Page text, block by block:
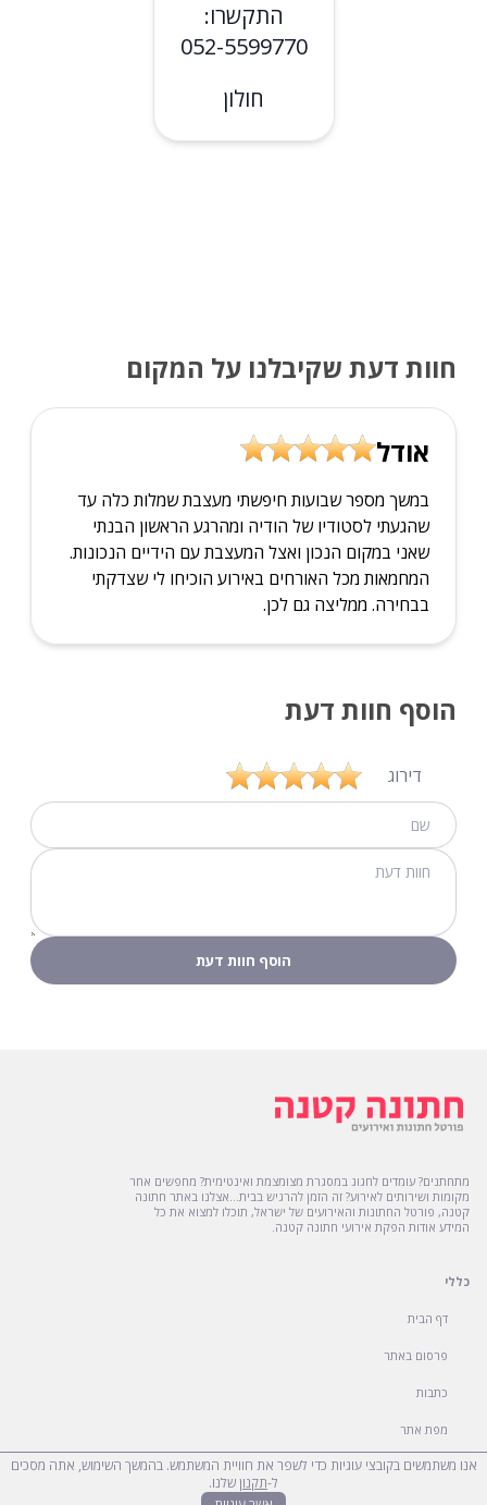
התקשרו:
052-5599770
חולון
חוות דעת שקיבלנו על המקום
אודל
במשך מספר שבועות חיפשתי מעצבת שמלות כלה עד
שהגעתי לסטודיו של הודיה ומהרגע הראשון הבנתי
שאני במקום הנכון ואצל המעצבת עם הידיים הנכונות.
המחמאות מכל האורחים באירוע הוכיחו לי שצדקתי
בבחירה. ממליצה גם לכן.
הוסף חוות דעת
דירוג
מתחתנים? עומדים לחגוג במסגרת מצומצמת ואינטימית? מחפשים אחר
מקומות ושירותים לאירוע? זה הזמן להרגיש בבית...אצלנו באתר חתונה
קטנה, פורטל החתונות והאירועים של ישראל, תוכלו למצוא את כל
המידע אודות הפקת אירועי חתונה קטנה.
כללי
דף הבית
פרסום באתר
כתבות
מפת אתר
הצהרת נגישות
אנו משתמשים בקובצי עוגיות כדי לשפר את חוויית המשתמש. בהמשך השימוש, אתה מסכים
ל-תקנוןשלנו.